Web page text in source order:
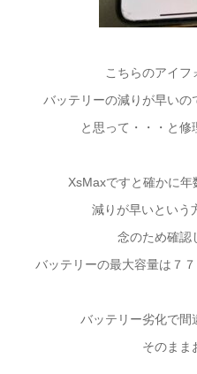
こちらのアイフ
バッテリーの減りが早いの
と思って・・・と修
XsMaxですと確かに年
減りが早いという
念のため確認
バッテリーの最大容量は７
バッテリー劣化で間
そのまま